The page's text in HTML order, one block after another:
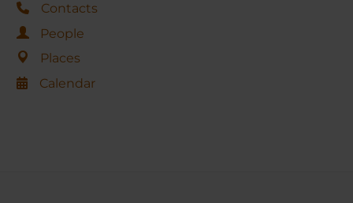
Contacts
People
Places
Calendar